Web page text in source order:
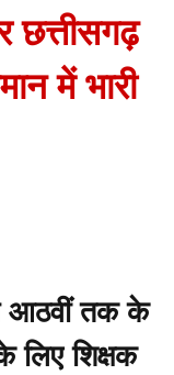
में भारी
आठवीं तक के
लिए शिक्षक